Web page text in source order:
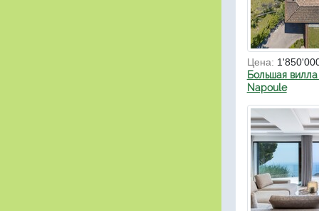
Цена:
Большая
Napoule